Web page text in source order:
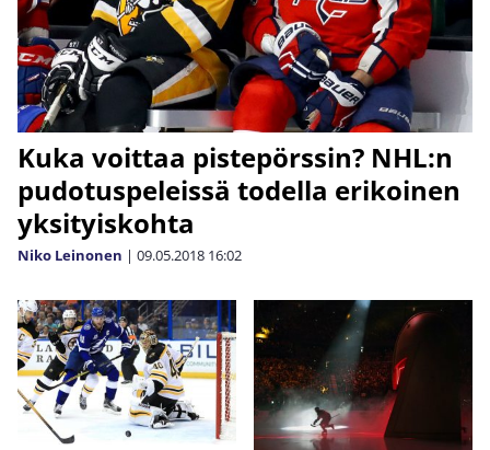
Kuka voittaa pistepörssin? NHL:n
pudotuspeleissä todella erikoinen
yksityiskohta
Niko Leinonen | 09.05.2018 16:02